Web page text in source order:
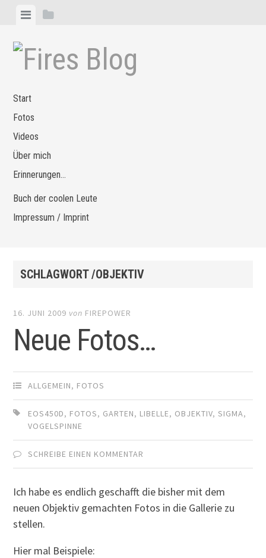
Zum
springen
MenüSeitenleiste
Start
Fotos
Videos
Über mich
Erinnerungen…
Buch der coolen Leute
Impressum / Imprint
SCHLAGWORT /OBJEKTIV
16. JUNI 2009 von FIREPOWER
Neue Fotos…
ALLGEMEIN, FOTOS
EOS450D, FOTOS, GARTEN, LIBELLE, OBJEKTIV,SIGMA,
VOGELSPINNE
SCHREIBE EINEN KOMMENTAR
Ich habe es endlich geschafft die bisher mit dem
neuen Objektiv gemachten Fotos in die Gallerie zu
stellen.
Hier mal Beispiele: